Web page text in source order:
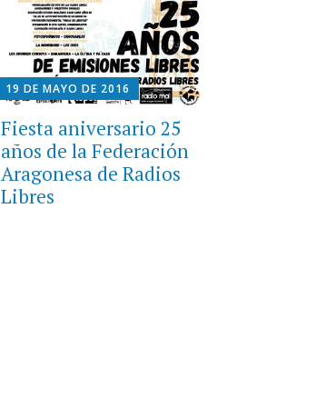
19 DE MAYO DE 2016
Fiesta aniversario 25
años de la Federación
Aragonesa de Radios
Libres